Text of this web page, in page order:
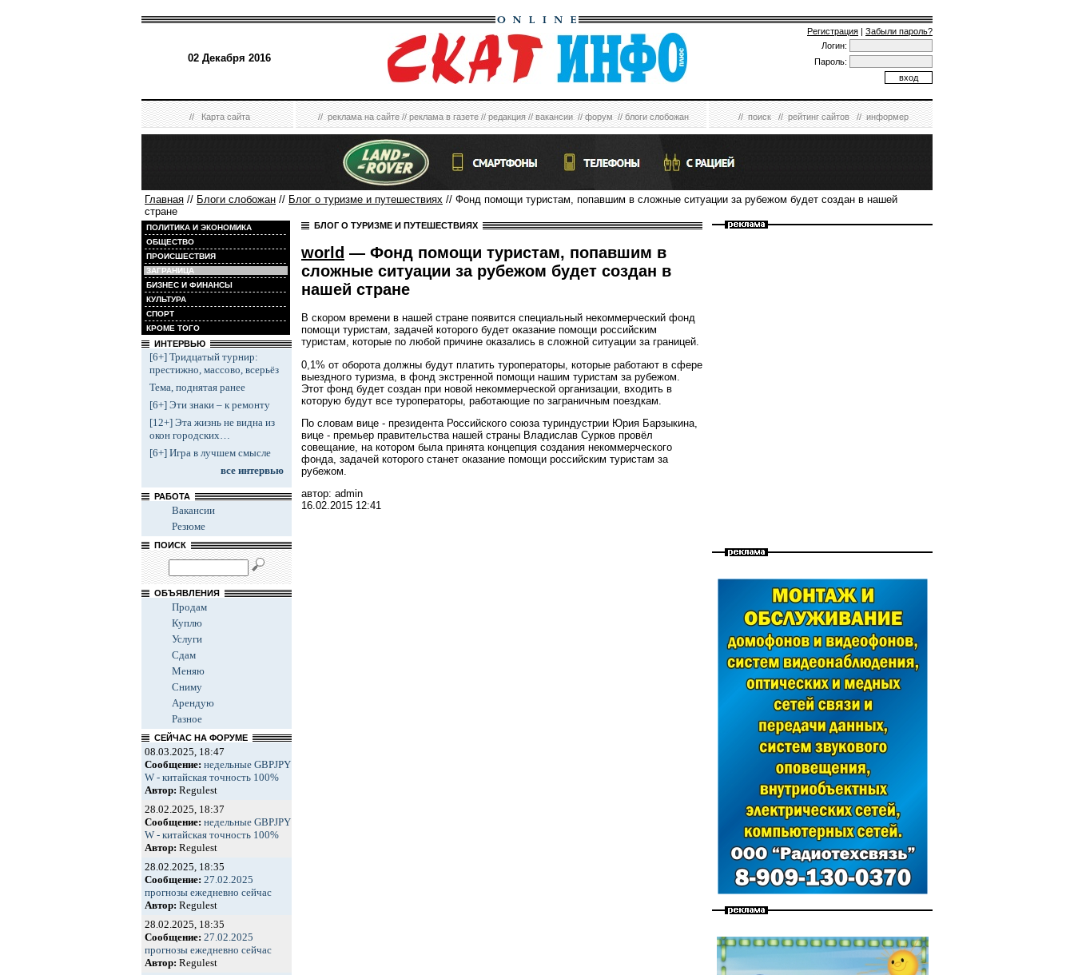
02 Декабря 2016
Регистрация | Забыли пароль?
Логин:
Пароль:
//Карта сайта //реклама на сайте//реклама в газете//редакция//вакансии//форум//блоги слобожан //поиск//рейтинг сайтов//информер
Главная // Блоги слобожан // Блог о туризме и путешествиях // Фонд помощи туристам, попавшим в сложные ситуации за рубежом будет создан в нашей
стране
ПОЛИТИКА И ЭКОНОМИКА
ОБЩЕСТВО
ПРОИСШЕСТВИЯ
ЗАГРАНИЦА
БИЗНЕС И ФИНАНСЫ
КУЛЬТУРА
СПОРТ
КРОМЕ ТОГО
ИНТЕРВЬЮ
[6+] Тридцатый турнир:
престижно, массово, всерьёз
Тема, поднятая ранее
[6+] Эти знаки – к ремонту
[12+] Эта жизнь не видна из
окон городских…
[6+] Игра в лучшем смысле
все интервью
РАБОТА
Вакансии
Резюме
ПОИСК
ОБЪЯВЛЕНИЯ
Продам
Куплю
Услуги
Сдам
Меняю
Сниму
Арендую
Разное
СЕЙЧАС НА ФОРУМЕ
08.03.2025, 18:47
Сообщение: недельные GBPJPY
W - китайская точность 100%
Автор: Regulest
28.02.2025, 18:37
Сообщение: недельные GBPJPY
W - китайская точность 100%
Автор: Regulest
28.02.2025, 18:35
Сообщение: 27.02.2025
прогнозы ежедневно сейчас
Автор: Regulest
28.02.2025, 18:35
Сообщение: 27.02.2025
прогнозы ежедневно сейчас
Автор: Regulest
БЛОГ О ТУРИЗМЕ И ПУТЕШЕСТВИЯХ
world — Фонд помощи туристам, попавшим в
сложные ситуации за рубежом будет создан в
нашей стране
В скором времени в нашей стране появится специальный некоммерческий фонд
помощи туристам, задачей которого будет оказание помощи российским
туристам, которые по любой причине оказались в сложной ситуации за границей.
0,1% от оборота должны будут платить туроператоры, которые работают в сфере
выездного туризма, в фонд экстренной помощи нашим туристам за рубежом.
Этот фонд будет создан при новой некоммерческой организации, входить в
которую будут все туроператоры, работающие по заграничным поездкам.
По словам вице - президента Российского союза туриндустрии Юрия Барзыкина,
вице - премьер правительства нашей страны Владислав Сурков провёл
совещание, на котором была принята концепция создания некоммерческого
фонда, задачей которого станет оказание помощи российским туристам за
рубежом.
автор: admin
16.02.2015 12:41